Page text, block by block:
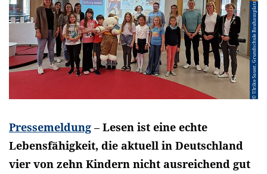
© Ulrike Sauer, Grundschule Bauhausplatz
Pressemeldung –Lesen ist eine echte
Lebensfähigkeit, die aktuell in Deutschland
vier von zehn Kindern nicht ausreichend gut